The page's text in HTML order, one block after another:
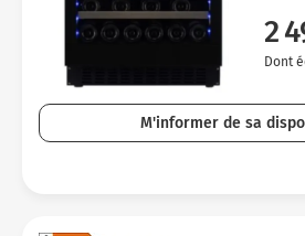
2
Dont
M'informer de sa